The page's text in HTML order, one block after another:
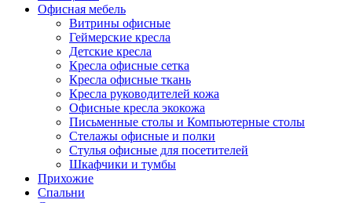
Офисная мебель
Витрины офисные
Геймерские кресла
Детские кресла
Кресла офисные сетка
Кресла офисные ткань
Кресла руководителей кожа
Офисные кресла экокожа
Письменные столы и Компьютерные столы
Стелажы офисные и полки
Стулья офисные для посетителей
Шкафчики и тумбы
Прихожие
Спальни